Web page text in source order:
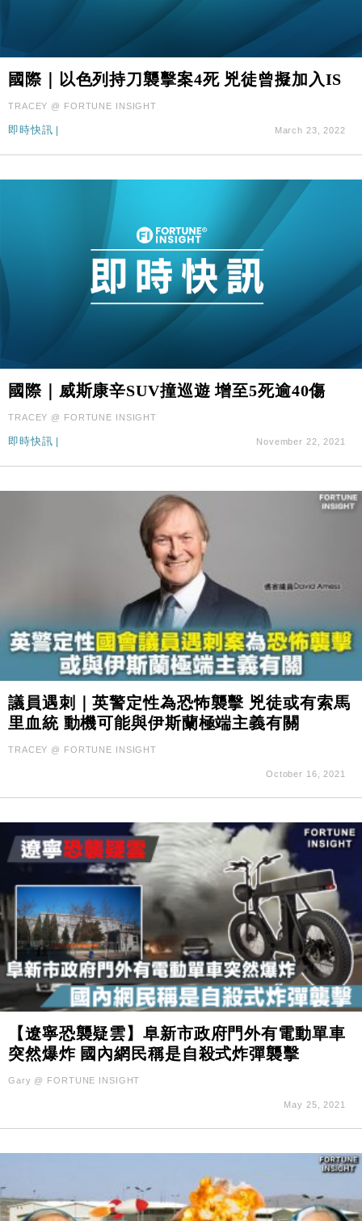
日圓干預創新高
11:12
國際｜特朗普料美伊戰事快結束 承認部分彈藥庫存緊
國際｜以色列持刀襲擊案4死 兇徒曾擬加入IS
TRACEY @ FORTUNE INSIGHT
即時快訊 | March 23, 2022
國際｜威斯康辛SUV撞巡遊 增至5死逾40傷
TRACEY @ FORTUNE INSIGHT
即時快訊 November 22, 2021
議員遇刺｜英警定性為恐怖襲擊 兇徒或有索馬
里血統 動機可能與伊斯蘭極端主義有關
TRACEY @ FORTUNE INSIGHT
October 16, 2021
【遼寧恐襲疑雲】阜新市政府門外有電動單車
突然爆炸 國內網民稱是自殺式炸彈襲擊
Gary @ FORTUNE INSIGHT
May 25, 2021